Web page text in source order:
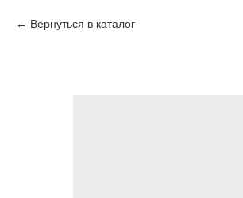
Вернуться в каталог